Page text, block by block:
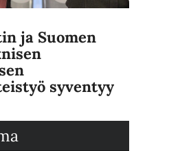
ja Suomen
syventyy